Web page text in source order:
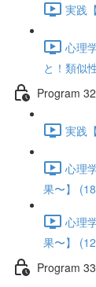
実践
心理
と！類似
Program 32
実践
心理
果〜】
心理
果〜】
Program 33